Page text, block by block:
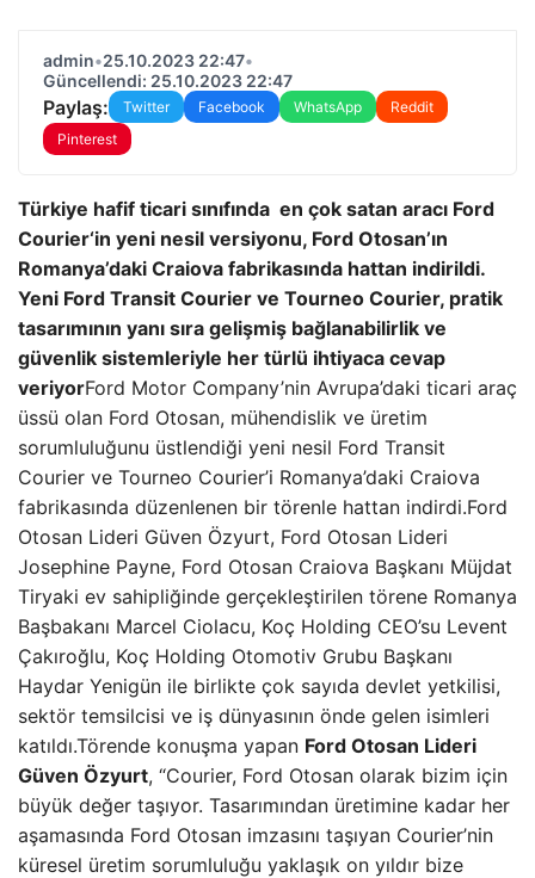
admin•25.10.2023 22:47•
Güncellendi: 25.10.2023 22:47
Paylaş: Twitter Facebook WhatsApp
Reddit
Pinterest
Türkiye hafif ticari sınıfında en çok satan aracı Ford
Courier‘in yeni nesil versiyonu, Ford Otosan’ın
Romanya’daki Craiova fabrikasında hattan indirildi.
Yeni Ford Transit Courier ve Tourneo Courier, pratik
tasarımının yanı sıra gelişmiş bağlanabilirlik ve
güvenlik sistemleriyle her türlü ihtiyaca cevap
veriyorFord Motor Company’nin Avrupa’daki ticari araç
üssü olan Ford Otosan, mühendislik ve üretim
sorumluluğunu üstlendiği yeni nesil Ford Transit
Courier ve Tourneo Courier’i Romanya’daki Craiova
fabrikasında düzenlenen bir törenle hattan indirdi.Ford
Otosan Lideri Güven Özyurt, Ford Otosan Lideri
Josephine Payne, Ford Otosan Craiova Başkanı Müjdat
Tiryaki ev sahipliğinde gerçekleştirilen törene Romanya
Başbakanı Marcel Ciolacu, Koç Holding CEO’su Levent
Çakıroğlu, Koç Holding Otomotiv Grubu Başkanı
Haydar Yenigün ile birlikte çok sayıda devlet yetkilisi,
sektör temsilcisi ve iş dünyasının önde gelen isimleri
katıldı.Törende konuşma yapan Ford Otosan Lideri
Güven Özyurt, “Courier, Ford Otosan olarak bizim için
büyük değer taşıyor. Tasarımından üretimine kadar her
aşamasında Ford Otosan imzasını taşıyan Courier’nin
küresel üretim sorumluluğu yaklaşık on yıldır bize